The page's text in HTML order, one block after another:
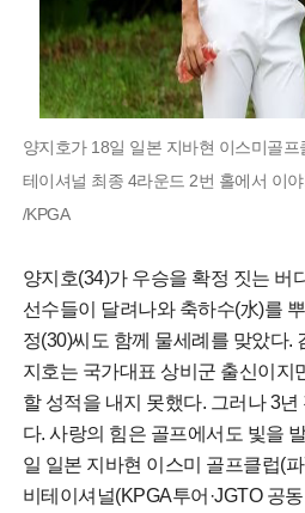
양지호가 18일 일본 지바현 이스미골
테이셔널 최종 4라운드 2번 홀에서 이
/KPGA
양지호(34)가 우승을 확정 짓는 버
선수들이 달려나와 축하수(水)를
정(30)씨도 함께 물세례를 맞았다.
지호는 국가대표 상비군 출신이지
할 성적을 내지 못했다. 그러나 3
다. 사랑의 힘은 골프에서도 빛을
일 일본 지바현 이스미 골프클럽(
비테이셔널(KPGA투어·JGTO 공